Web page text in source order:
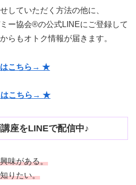
していただく方法の他に、
ー協会®の公式LINEにご登録して
らもオトク情報が届きます。
はこちら→ ★
はこちら→ ★
座をLINEで配信中♪
味がある。
りたい。